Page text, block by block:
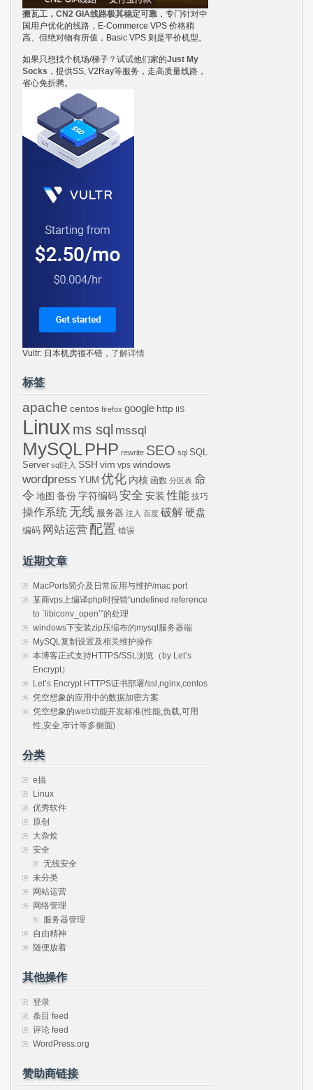
搬瓦工，CN2 GIA线路极其稳定可靠 ，专门针对中
国用户优化的线路，E-Commerce VPS 价格稍
高、但绝对物有所值，Basic VPS 则是平价机型。
如果只想找个机场/梯子？试试他们家的Just My
Socks ，提供SS, V2Ray等服务，走高质量线路，
省心免折腾。
Vultr: 日本机房很不错， 了解详情
标签
apache centos firefox google http IIS
Linux ms sql mssql
MySQLPHP rewrite SEO sql SQL
Server sql注入 SSH vim vps windows
wordpress YUM 优化 内核 函数 分区表 命
令 地图 备份 字符编码 安全 安装 性能 技巧
操作系统 无线 服务器 注入 百度 破解硬盘
编码 网站运营 配置 错误
近期文章
MacPorts简介及日常应用与维护/mac port
某商vps上编译php时报错“undefined reference
to `libiconv_open’”的处理
windows下安装zip压缩布的mysql服务器端
MySQL复制设置及相关维护操作
本博客正式支持HTTPS/SSL浏览（by Let’s
Encrypt）
Let’s Encrypt HTTPS证书部署/ssl,nginx,centos
凭空想象的应用中的数据加密方案
凭空想象的web功能开发标准(性能,负载,可用
性,安全,审计等多侧面)
分类
e搞
Linux
优秀软件
原创
大杂烩
安全
无线安全
未分类
网站运营
网络管理
服务器管理
自由精神
随便放着
其他操作
登录
条目 feed
评论 feed
WordPress.org
赞助商链接